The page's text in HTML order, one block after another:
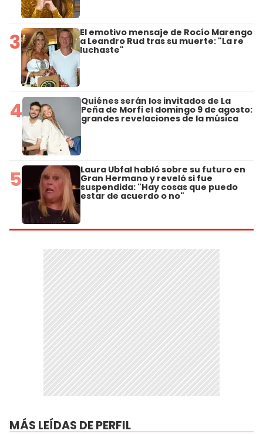
3 El emotivo mensaje de Rocío Marengo
a Leandro Rud tras su muerte: "La re
luchaste"
4 Quiénes serán los invitados de La
Peña de Morfi el domingo 9 de agosto:
grandes revelaciones de la música
5 Laura Ubfal habló sobre su futuro en
Gran Hermano y reveló si fue
suspendida: "Hay cosas que puedo
estar de acuerdo o no"
MÁS LEÍDAS DE PERFIL